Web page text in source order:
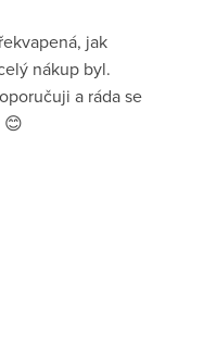
jak
nákup byl.
a ráda se
😊